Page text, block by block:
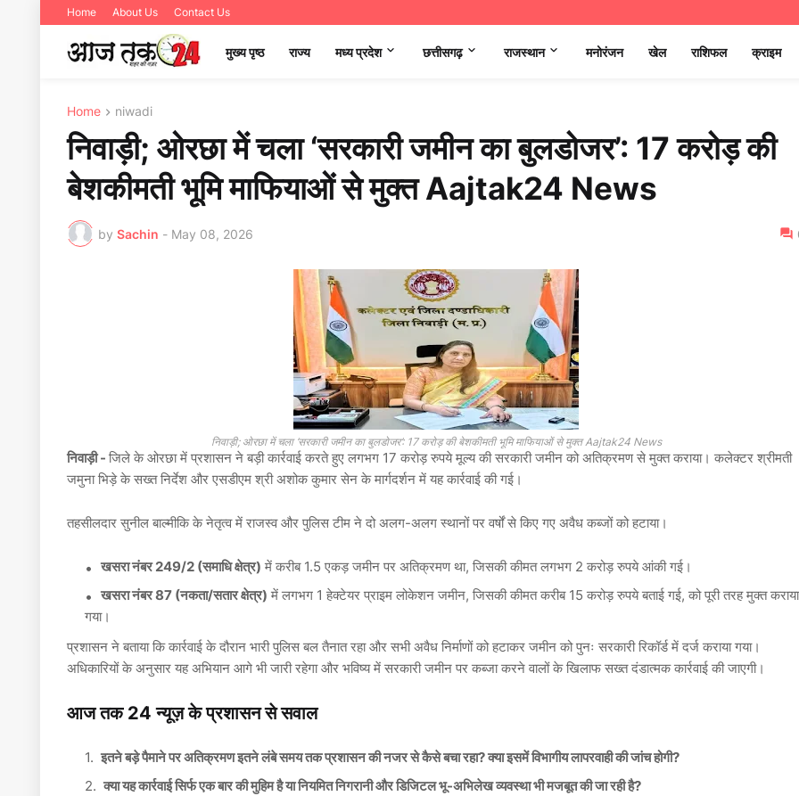
Home About Us Contact Us
मुख्य पृष्ठ राज्य मध्‍य प्रदेश छत्तीसगढ़ राजस्थान मनोरंजन खेल राशिफल क्राइम
Home niwadi
निवाड़ी; ओरछा में चला ‘सरकारी जमीन का बुलडोजर’: 17 करोड़ की
बेशकीमती भूमि माफियाओं से मुक्त Aajtak24 News
by Sachin - May 08, 2026
निवाड़ी; ओरछा में चला ‘सरकारी जमीन का बुलडोजर’: 17 करोड़ की बेशकीमती भूमि माफियाओं से मुक्त Aajtak24 News
निवाड़ी - जिले के ओरछा में प्रशासन ने बड़ी कार्रवाई करते हुए लगभग 17 करोड़ रुपये मूल्य की सरकारी जमीन को अतिक्रमण से मुक्त कराया। कलेक्टर श्रीमती
जमुना भिड़े के सख्त निर्देश और एसडीएम श्री अशोक कुमार सेन के मार्गदर्शन में यह कार्रवाई की गई।
तहसीलदार सुनील बाल्मीकि के नेतृत्व में राजस्व और पुलिस टीम ने दो अलग-अलग स्थानों पर वर्षों से किए गए अवैध कब्जों को हटाया।
खसरा नंबर 249/2 (समाधि क्षेत्र) में करीब 1.5 एकड़ जमीन पर अतिक्रमण था, जिसकी कीमत लगभग 2 करोड़ रुपये आंकी गई।
खसरा नंबर 87 (नकता/सतार क्षेत्र) में लगभग 1 हेक्टेयर प्राइम लोकेशन जमीन, जिसकी कीमत करीब 15 करोड़ रुपये बताई गई, को पूरी तरह मुक्त कराया
गया।
प्रशासन ने बताया कि कार्रवाई के दौरान भारी पुलिस बल तैनात रहा और सभी अवैध निर्माणों को हटाकर जमीन को पुनः सरकारी रिकॉर्ड में दर्ज कराया गया।
अधिकारियों के अनुसार यह अभियान आगे भी जारी रहेगा और भविष्य में सरकारी जमीन पर कब्जा करने वालों के खिलाफ सख्त दंडात्मक कार्रवाई की जाएगी।
आज तक 24 न्यूज़ के प्रशासन से सवाल
इतने बड़े पैमाने पर अतिक्रमणइतने लंबे समय तक प्रशासन की नजर से कैसे बचा रहा? क्या इसमें विभागीय लापरवाही की जांच होगी?
क्या यह कार्रवाई सिर्फ एक बार की मुहिम है यानियमित निगरानी और डिजिटल भू-अभिलेख व्यवस्था भी मजबूत की जा रही है?